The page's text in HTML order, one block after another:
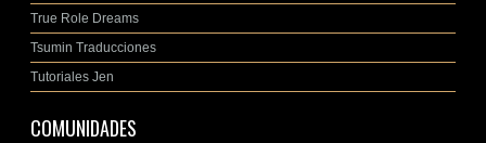
True Role Dreams
Tsumin Traducciones
Tutoriales Jen
COMUNIDADES